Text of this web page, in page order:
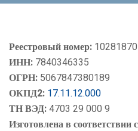
Реестровый номер: 10281870
ИНН: 7840346335
ОГРН: 5067847380189
ОКПД2: 17.11.12.000
ТН ВЭД:4703 29 000 9
Изготовлена в соответствии